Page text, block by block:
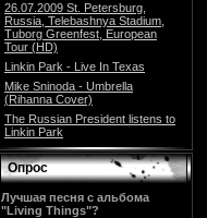
26.07.2009 St. Petersburg,
Russia, Telebashnya Stadium,
Tuborg Greenfest, European
Tour (HD)
Linkin Park - Live In Texas
Mike Sninoda - Umbrella
(Rihanna Cover)
The Russian President listens to
Linkin Park
Опрос
Лучшая песня с альбома
"Living Things"?